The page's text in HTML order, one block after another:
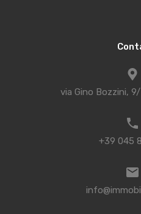
via Gino Bozzini,
+39 045